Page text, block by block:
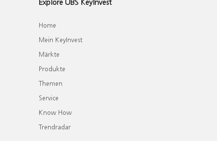
Explore UBS KeyInvest
Home
Mein KeyInvest
Märkte
Produkte
Themen
Service
Know How
Trendradar